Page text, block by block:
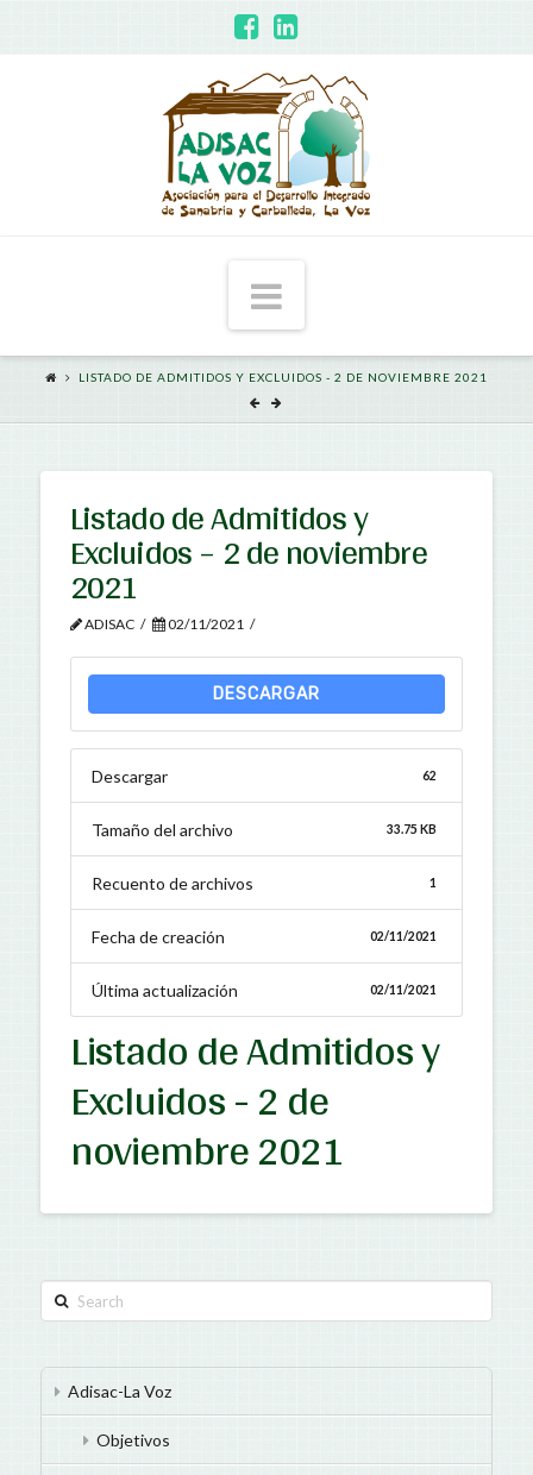
ADISAC
Voz Navigation
LISTADO DE ADMITIDOS Y EXCLUIDOS - 2 DE NOVIEMBRE 2021
Listado de Admitidos y
Excluidos – 2 de noviembre
2021
ADISAC 02/11/2021
DESCARGAR
Descargar 62
Tamaño del archivo 33.75 KB
Recuento de archivos 1
Fecha de creación 02/11/2021
Última actualización 02/11/2021
Listado de Admitidos y
Excluidos - 2 de
noviembre 2021
Search
Adisac-La Voz
Objetivos